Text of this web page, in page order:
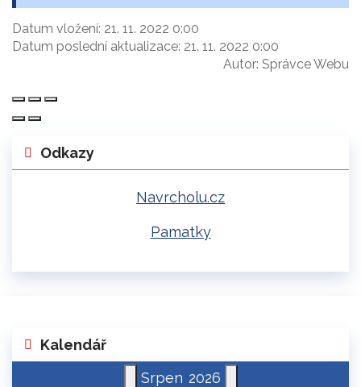
Datum vložení: 21. 11. 2022 0:00
Datum poslední aktualizace: 21. 11. 2022 0:00
Autor: Správce Webu
Odkazy
Navrcholu.cz
Pamatky
Kalendář
Srpen 2026